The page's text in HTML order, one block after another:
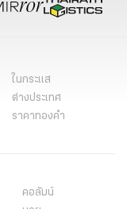
ในกระแส
ต่างประเทศ
ราคาทองคำ
คอลัมน์